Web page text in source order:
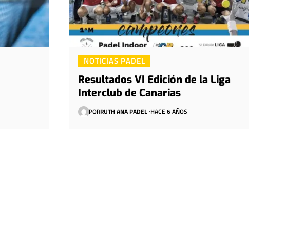
NOTICIAS PADEL
Resultados VI Edición de la Liga
Interclub de Canarias
PORRUTH ANA PADEL HACE 6 AÑOS